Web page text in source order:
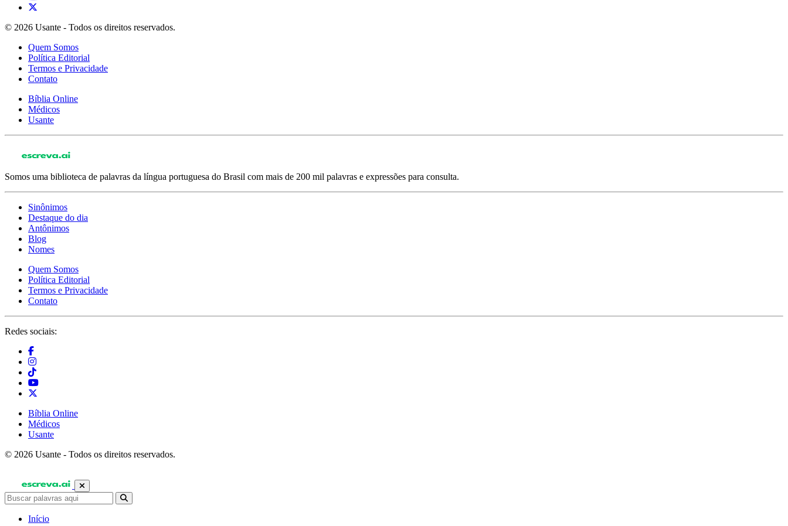
© 2026 Usante - Todos os direitos reservados.
Quem Somos
Política Editorial
Termos e Privacidade
Contato
Bíblia Online
Médicos
Usante
Somos uma biblioteca de palavras da língua portuguesa do Brasil com mais de 200 mil palavras e expressões para consulta.
Sinônimos
Destaque do dia
Antônimos
Blog
Nomes
Quem Somos
Política Editorial
Termos e Privacidade
Contato
Redes sociais:
Bíblia Online
Médicos
Usante
© 2026 Usante - Todos os direitos reservados.
Início